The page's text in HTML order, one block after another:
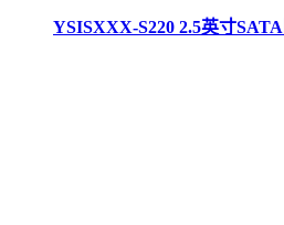
YSISXXX-S220 2.5英寸